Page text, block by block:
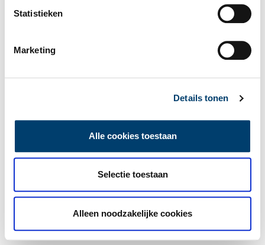
Statistieken
Marketing
Details tonen
Alle cookies toestaan
Selectie toestaan
Alleen noodzakelijke cookies